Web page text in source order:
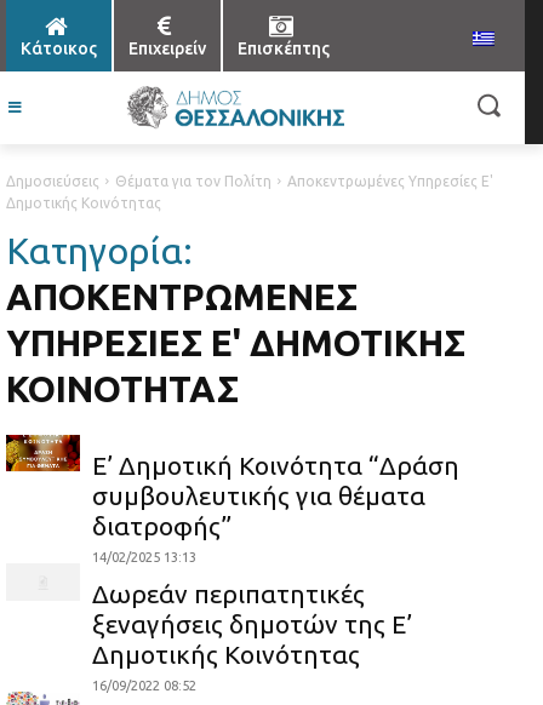
Κάτοικος Επιχειρείν Επισκέπτης
Δημοσιεύσεις Θέματα για τον Πολίτη
Αποκεντρωμένες Υπηρεσίες Ε'
Δημοτικής Κοινότητας
Κατηγορία:
ΑΠΟΚΕΝΤΡΩΜΈΝΕΣ
ΥΠΗΡΕΣΊΕΣ Ε' ΔΗΜΟΤΙΚΉΣ
ΚΟΙΝΌΤΗΤΑΣ
Ε’ Δημοτική Κοινότητα “Δράση
συμβουλευτικής για θέματα
διατροφής”
14/02/2025 13:13
Δωρεάν περιπατητικές
ξεναγήσεις δημοτών της Ε’
Δημοτικής Κοινότητας
16/09/2022 08:52